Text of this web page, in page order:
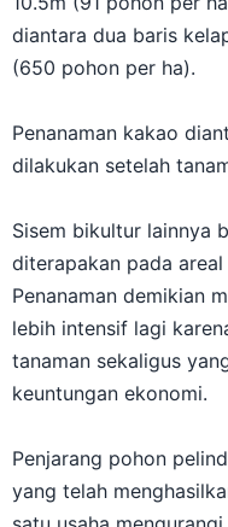
diantara dua baris
(650 pohon per ha).
Penanaman kakao
dilakukan setelah
Sisem bikultur lainnya
diterapakan pada
Penanaman demikian
lebih intensif lagi
tanaman sekaligus
keuntungan ekonomi.
Penjarang pohon
yang telah